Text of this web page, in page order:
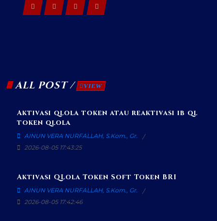
ALL POST / VIEW
Aktivasi qlola token atau reaktivasi ib ql
token qlola
AINUN VERA NURFALLAH, S.Kom., Gr.
2026-08-05 17:43:25
Aktivasi QLola Token Soft Token BRI
AINUN VERA NURFALLAH, S.Kom., Gr.
2026-08-05 17:42:46